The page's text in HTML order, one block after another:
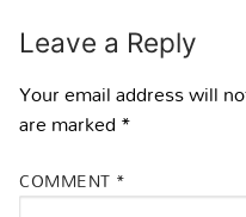
Leave a Reply
Your email address will
are marked*
COMMENT *